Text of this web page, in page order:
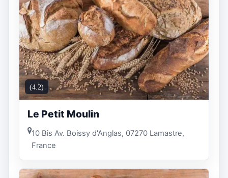
(4.2)
Le Petit Moulin
10 Bis Av. Boissy d'Anglas, 07270 Lamastre,
France